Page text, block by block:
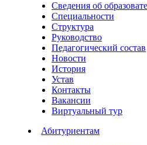
Сведения об
Специальности
Структура
Руководство
Педагогический состав
Новости
История
Устав
Контакты
Вакансии
Виртуальный тур
Абитуриентам